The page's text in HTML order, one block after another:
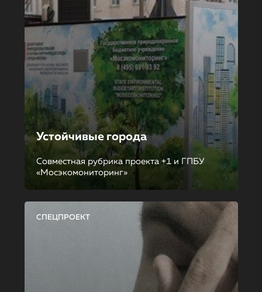
Устойчивые города
Совместная рубрика проекта +1 и ГПБУ
«Мосэкомониторинг»
СПЕЦПРОЕКТ